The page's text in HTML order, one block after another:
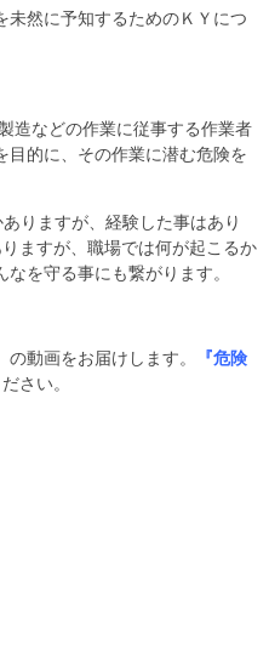
未然に予知するためのＫＹにつ
造などの作業に従事する作業者
目的に、その作業に潜む危険を
りますが、経験した事はあり
ますが、職場では何が起こるか
を守る事にも繋がります。
動画をお届けします。
『危険
さい。